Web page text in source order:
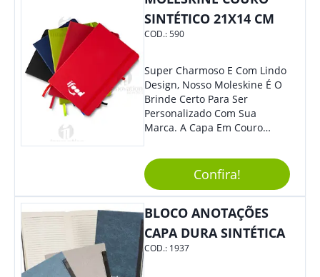
Eles Irão Adorar.
SINTÉTICO 21X14 CM
COD.:590
Super Charmoso E Com Lindo
Design, Nosso Moleskine É O
Brinde Certo Para Ser
Personalizado Com Sua
Marca. A Capa Em Couro
Elástico Permite Maior
Segurança Ao Carregá-Lo.
Ofereça A Seus Clientes E
Colaboradores, Sem Dúvidas
Eles Irão Adorar.
Confira!
BLOCO ANOTAÇÕES
CAPA DURA SINTÉTICA
COD.: 1937